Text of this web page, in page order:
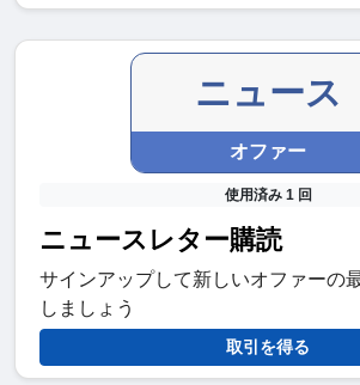
ニュース
オファー
使用済み 1 回
ニュースレター購読
サインアップして新しいオファーの
しましょう
取引を得る